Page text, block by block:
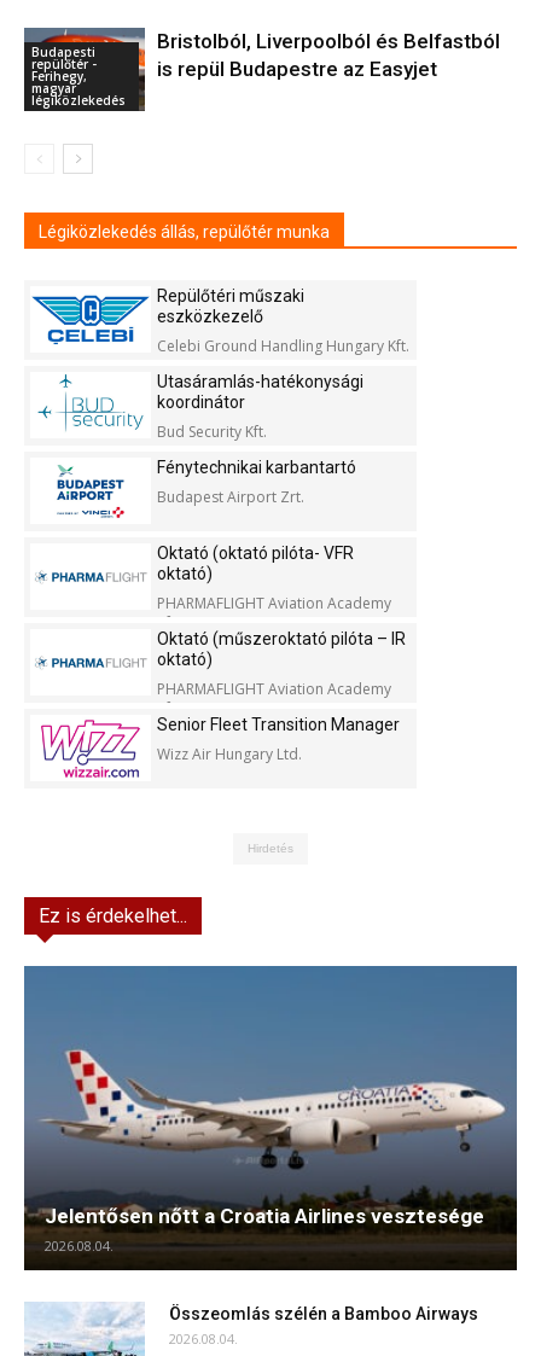
Budapesti
repülőtér -
Ferihegy,
magyar
légiközlekedés
Bristolból, Liverpoolból és Belfastból
is repül Budapestre az Easyjet
Légiközlekedés állás, repülőtér munka
Repülőtéri műszaki
eszközkezelő
Celebi Ground Handling Hungary Kft.
Utasáramlás-hatékonysági
koordinátor
Bud Security Kft.
Fénytechnikai karbantartó
Budapest Airport Zrt.
Oktató (oktató pilóta- VFR
oktató)
PHARMAFLIGHT Aviation Academy
Kft.
Oktató (műszeroktató pilóta – IR
oktató)
PHARMAFLIGHT Aviation Academy
Kft.
Senior Fleet Transition Manager
Wizz Air Hungary Ltd.
Hirdetés
Ez is érdekelhet...
Jelentősen nőtt a Croatia Airlines vesztesége
2026.08.04.
Összeomlás szélén a Bamboo Airways
2026.08.04.